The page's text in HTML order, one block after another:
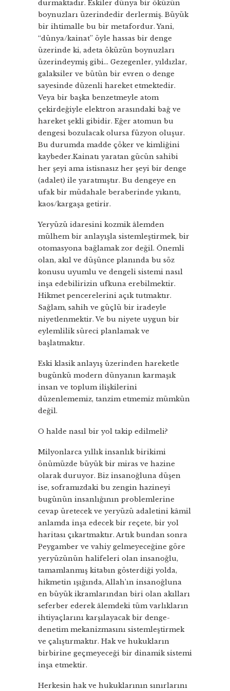
durmaktadır. Eskiler dünya bir öküzün
boynuzları üzerindedir derlermiş. Büyük
bir ihtimalle bu bir metafordur. Yani,
“dünya/kainat” öyle hassas bir denge
üzerinde ki, adeta öküzün boynuzları
üzerindeymiş gibi… Gezegenler, yıldızlar,
galaksiler ve bütün bir evren o denge
sayesinde düzenli hareket etmektedir.
Veya bir başka benzetmeyle atom
çekirdeğiyle elektron arasındaki bağ ve
hareket şekli gibidir. Eğer atomun bu
dengesi bozulacak olursa füzyon oluşur.
Bu durumda madde çöker ve kimliğini
kaybeder.Kainatı yaratan gücün sahibi
her şeyi ama istisnasız her şeyi bir denge
(adalet) ile yaratmıştır. Bu dengeye en
ufak bir müdahale beraberinde yıkıntı,
kaos/kargaşa getirir.
Yeryüzü idaresini kozmik âlemden
mülhem bir anlayışla sistemleştirmek, bir
otomasyona bağlamak zor değil. Önemli
olan, akıl ve düşünce planında bu söz
konusu uyumlu ve dengeli sistemi nasıl
inşa edebilirizin ufkuna erebilmektir.
Hikmet pencerelerini açık tutmaktır.
Sağlam, sahih ve güçlü bir iradeyle
niyetlenmektir. Ve bu niyete uygun bir
eylemlilik süreci planlamak ve
başlatmaktır.
Eski klasik anlayış üzerinden hareketle
bugünkü modern dünyanın karmaşık
insan ve toplum ilişkilerini
düzenlememiz, tanzim etmemiz mümkün
değil.
O halde nasıl bir yol takip edilmeli?
Milyonlarca yıllık insanlık birikimi
önümüzde büyük bir miras ve hazine
olarak duruyor. Biz insanoğluna düşen
ise, soframızdaki bu zengin hazineyi
bugünün insanlığının problemlerine
cevap üretecek ve yeryüzü adaletini kâmil
anlamda inşa edecek bir reçete, bir yol
haritası çıkartmaktır. Artık bundan sonra
Peygamber ve vahiy gelmeyeceğine göre
yeryüzünün halifeleri olan insanoğlu,
tamamlanmış kitabın gösterdiği yolda,
hikmetin ışığında, Allah’ın insanoğluna
en büyük ikramlarından biri olan akılları
seferber ederek âlemdeki tüm varlıkların
ihtiyaçlarını karşılayacak bir denge-
denetim mekanizmasını sistemleştirmek
ve çalıştırmaktır. Hak ve hukukların
birbirine geçmeyeceği bir dinamik sistemi
inşa etmektir.
Herkesin hak ve hukuklarının sınırlarını